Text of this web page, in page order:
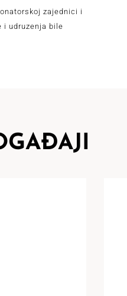
zajednici i
i udruzenja bile